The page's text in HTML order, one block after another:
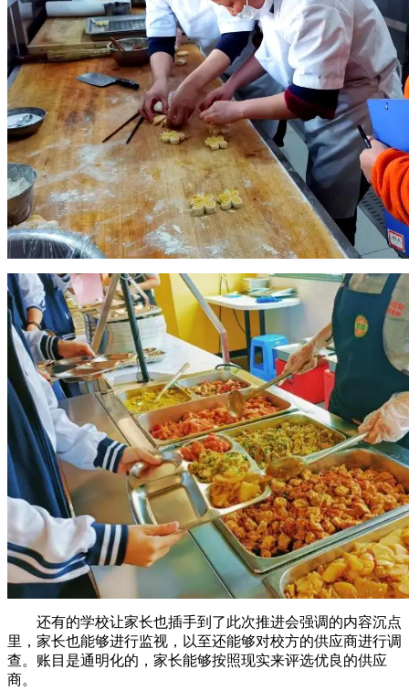
还有的学校让家长也插手到了此次推进会强调的内容沉点
里，家长也能够进行监视，以至还能够对校方的供应商进行调
查。账目是通明化的，家长能够按照现实来评选优良的供应
商。